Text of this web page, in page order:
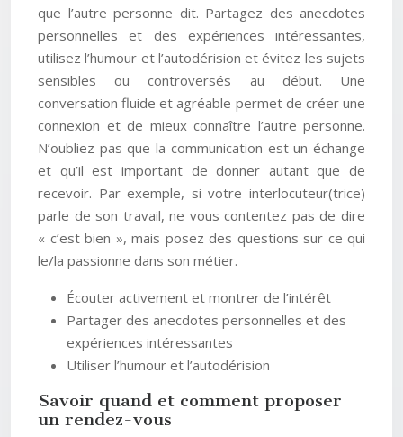
que l’autre personne dit. Partagez des anecdotes
personnelles et des expériences intéressantes,
utilisez l’humour et l’autodérision et évitez les sujets
sensibles ou controversés au début. Une
conversation fluide et agréable permet de créer une
connexion et de mieux connaître l’autre personne.
N’oubliez pas que la communication est un échange
et qu’il est important de donner autant que de
recevoir. Par exemple, si votre interlocuteur(trice)
parle de son travail, ne vous contentez pas de dire
« c’est bien », mais posez des questions sur ce qui
le/la passionne dans son métier.
Écouter activement et montrer de l’intérêt
Partager des anecdotes personnelles et des
expériences intéressantes
Utiliser l’humour et l’autodérision
Savoir quand et comment proposer
un rendez-vous